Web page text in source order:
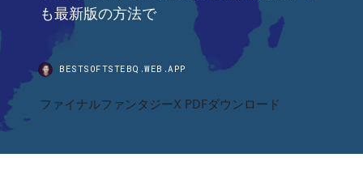
も最新版の方法で
BESTSOFTSTEBQ.WEB.APP
ファイナルファンタジーX PDFダウンロード